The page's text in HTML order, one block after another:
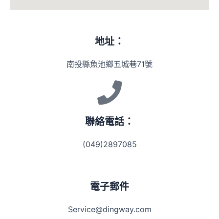
地址：
南投縣魚池鄉五城巷71號
聯絡電話：
(049)2897085
電子郵件
Service@dingway.com